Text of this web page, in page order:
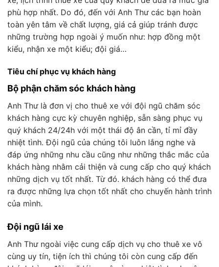
phù hợp nhất. Do đó, đến với Anh Thư các bạn hoàn
toàn yên tâm về chất lượng, giá cả giúp tránh được
những trường hợp ngoài ý muốn như: hợp đồng một
kiểu, nhận xe một kiểu; đội giá…
Tiêu chí phục vụ khách hàng
Bộ phận chăm sóc khách hàng
Anh Thư là đơn vị cho thuê xe với đội ngũ chăm sóc
khách hàng cực kỳ chuyên nghiệp, sẵn sàng phục vụ
quý khách 24/24h với một thái độ ân cần, tỉ mỉ đầy
nhiệt tình. Đội ngũ của chúng tôi luôn lắng nghe và
đáp ứng những nhu cầu cũng như những thắc mắc của
khách hàng nhằm cải thiện và cung cấp cho quý khách
những dịch vụ tốt nhất. Từ đó. khách hàng có thể đưa
ra được những lựa chọn tốt nhất cho chuyến hành trình
của mình.
Đội ngũ lái xe
Anh Thư ngoài việc cung cấp dịch vụ cho thuê xe vô
cùng uy tín, tiện ích thì chúng tôi còn cung cấp đến